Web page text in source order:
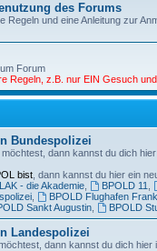
des Forums
Regeln und eine Anleitung zur
Forum
Regeln, z.B. nur EIN Gesuch
Bundespolizei
dann kannst du dich
bist , dann kannst du hier ein
- die Akademie, BPOLD 11
BPOLD Flughafen
Sankt Augustin, BPOLD
Landespolizei
dann kannst du dich hier